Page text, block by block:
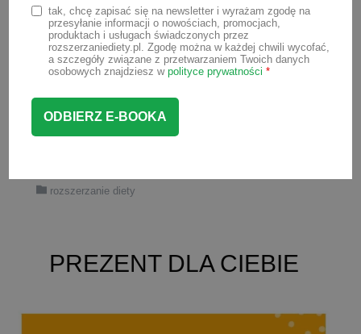
najbardziej odpowiedni? Czy 4-
miesięczne niemowlę jest już gotowe na
rozszerzanie diety? O tym przeczytasz
w poniższym artykule. Jest on oparty o
aktualne (2023 r.) zalecenia, zarówno
polskie, jak i ogólnoświatowe.
rozszerzanie diety
PREZENT DLA CIEBIE
tak, chcę zapisać się na newsletter i wyrażam zgodę na
przesyłanie informacji o nowościach, promocjach,
produktach i usługach świadczonych przez
rozszerzaniediety.pl. Zgodę można w każdej chwili wycofać,
a szczegóły związane z przetwarzaniem Twoich danych
osobowych znajdziesz w polityce prywatności *